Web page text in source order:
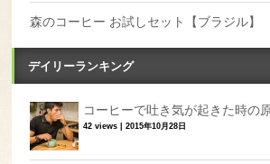
森のコーヒー お試しセット【ブラジル】
デイリーランキング
コーヒーで吐き気が起きた時の
42 views |2015年10月28日